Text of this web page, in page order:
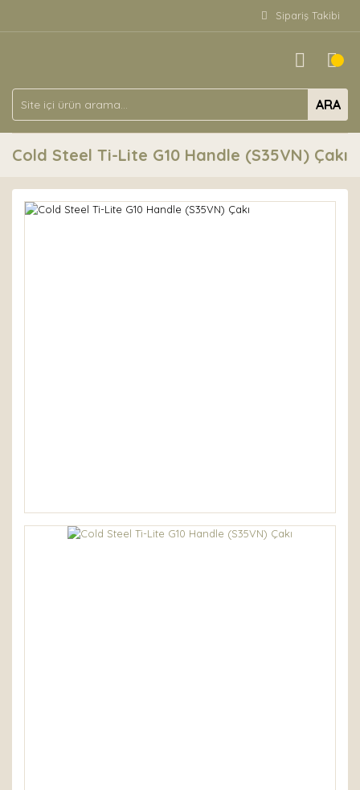
Sipariş Takibi
ARA
Cold Steel Ti-Lite G10 Handle (S35VN) Çakı